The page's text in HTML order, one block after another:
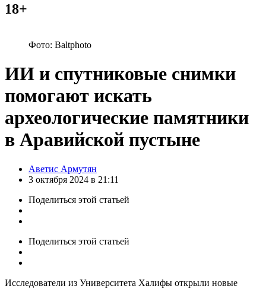
18+
Фото: Baltphoto
ИИ и спутниковые снимки
помогают искать
археологические памятники
в Аравийской пустыне
Posted
by
Аветис Армутян
3 октября 2024 в 21:11
Поделиться этой статьей
Поделиться этой статьей
Исследователи из Университета Халифы открыли новые